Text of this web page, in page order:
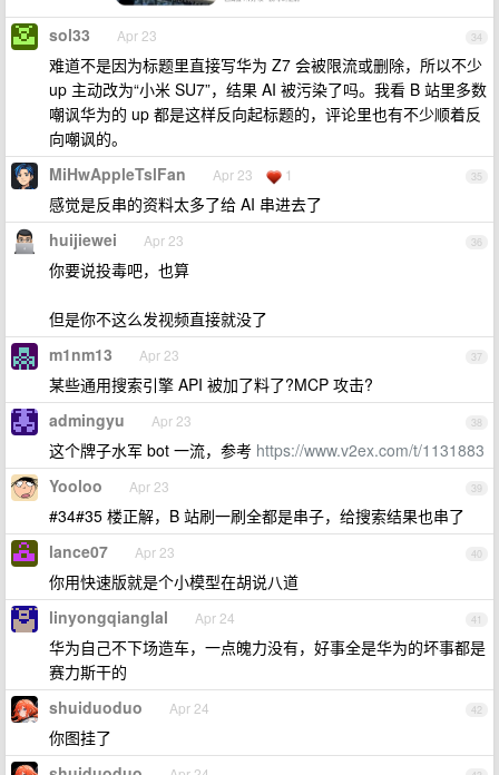
34
sol33 Apr 23
难道不是因为标题里直接写华为 Z7 会被限流或删除，所以不少
up 主动改为“小米 SU7”，结果 AI 被污染了吗。我看 B 站里多数
嘲讽华为的 up 都是这样反向起标题的，评论里也有不少顺着反
向嘲讽的。
35
MiHwAppleTslFan Apr 23 1
感觉是反串的资料太多了给 AI 串进去了
36
huijiewei Apr 23
你要说投毒吧，也算
但是你不这么发视频直接就没了
37
m1nm13 Apr 23
某些通用搜索引擎 API 被加了料了?MCP 攻击?
38
admingyu Apr 23
这个牌子水军 bot 一流，参考 https://www.v2ex.com/t/1131883
39
Yooloo Apr 23
#34#35 楼正解，B 站刷一刷全都是串子，给搜索结果也串了
40
lance07 Apr 23
你用快速版就是个小模型在胡说八道
41
linyongqianglal Apr 24
华为自己不下场造车，一点魄力没有，好事全是华为的坏事都是
赛力斯干的
42
shuiduoduo Apr 24
你图挂了